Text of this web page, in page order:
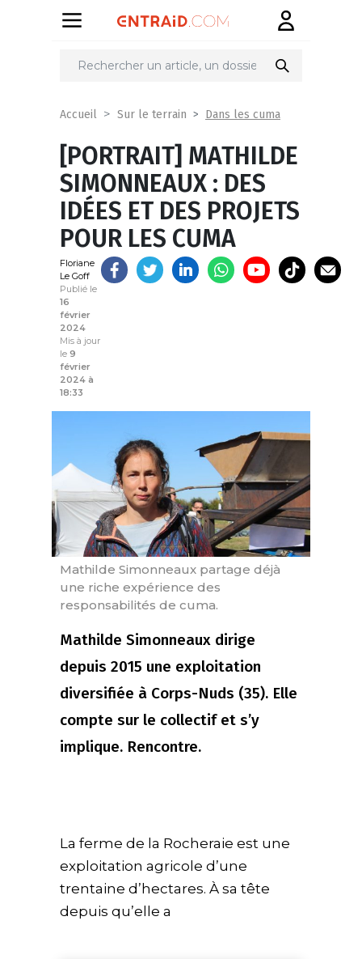
Partager
Accueil Sur le terrain Dans les cuma
[PORTRAIT] MATHILDE
SIMONNEAUX : DES
IDÉES ET DES PROJETS
POUR LES CUMA
Floriane
Le Goff
Publié le
16
février
2024
Mis à jour
le 9
février
2024 à
18:33
Mathilde Simonneaux partage déjà
une riche expérience des
responsabilités de cuma.
Mathilde Simonneaux dirige
depuis 2015 une exploitation
diversifiée à Corps-Nuds (35). Elle
compte sur le collectif et s’y
implique. Rencontre.
La ferme de la Rocheraie est une
exploitation agricole d’une
trentaine d’hectares. À sa tête
depuis qu’elle a